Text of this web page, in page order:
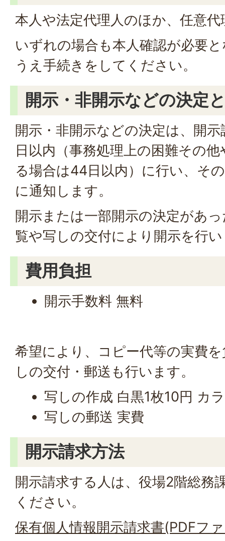
本人や法定代理人のほか、任意代
いずれの場合も本人確認が必要
うえ手続きをしてください。
開示・非開示などの決定
開示・非開示などの決定は、開
日以内（事務処理上の困難その
る場合は44日以内）に行い、そ
に通知します。
開示または一部開示の決定があ
覧や写しの交付により開示を行
費用負担
開示手数料 無料
希望により、コピー代等の実費
しの交付・郵送も行います。
写しの作成 白黒1枚10円 カ
写しの郵送 実費
開示請求方法
開示請求する人は、役場2階総務
ください。
保有個人情報開示請求書(PDFフ